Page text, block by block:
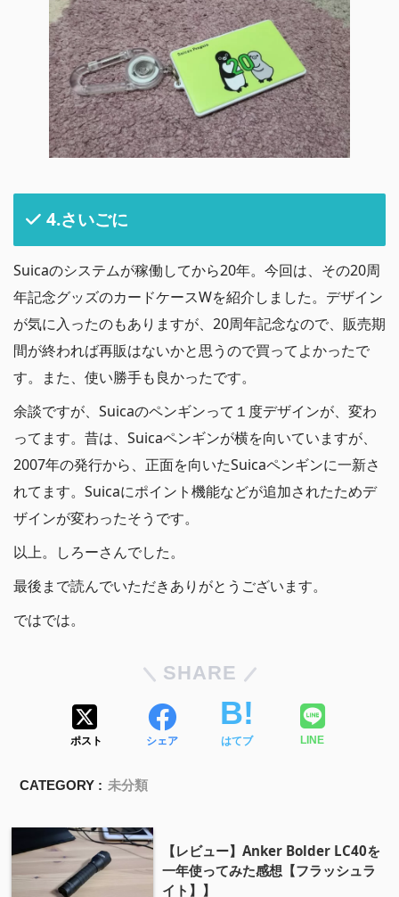
4.さいごに
Suicaのシステムが稼働してから20年。今回は、その20周
年記念グッズのカードケースWを紹介しました。デザイン
が気に入ったのもありますが、20周年記念なので、販売期
間が終われば再販はないかと思うので買ってよかったで
す。また、使い勝手も良かったです。
余談ですが、Suicaのペンギンって１度デザインが、変わ
ってます。昔は、Suicaペンギンが横を向いていますが、
2007年の発行から、正面を向いたSuicaペンギンに一新さ
れてます。Suicaにポイント機能などが追加されたためデ
ザインが変わったそうです。
以上。しろーさんでした。
最後まで読んでいただきありがとうございます。
ではでは。
SHARE
ポスト シェア はてブ LINE
CATEGORY : 未分類
【レビュー】Anker Bolder LC40を
一年使ってみた感想【フラッシュラ
イト】】